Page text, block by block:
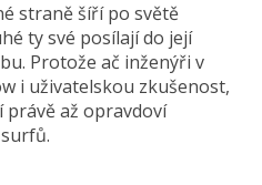
straně šíří po světě
ty své posílají do její
Protože ač inženýři v
i uživatelskou zkušenost,
až opravdoví